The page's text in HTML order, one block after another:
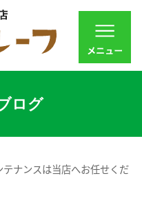
ログ
ナンスは当店へお任せくだ